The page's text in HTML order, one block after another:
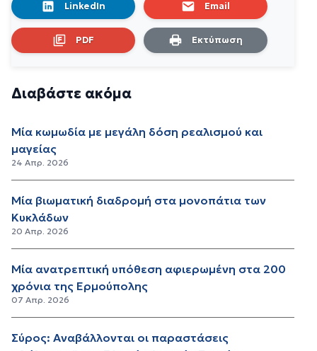
LinkedIn Email
PDF Εκτύπωση
Διαβάστε ακόμα
Μία κωμωδία με μεγάλη δόση ρεαλισμού και
μαγείας
24 Απρ. 2026
Μία βιωματική διαδρομή στα μονοπάτια των
Κυκλάδων
20 Απρ. 2026
Μία ανατρεπτική υπόθεση αφιερωμένη στα 200
χρόνια της Ερμούπολης
07 Απρ. 2026
Σύρος: Αναβάλλονται οι παραστάσεις